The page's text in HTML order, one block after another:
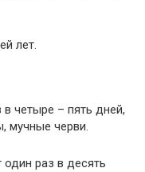
лет.
четыре – пять дней,
мучные черви.
раз в десять